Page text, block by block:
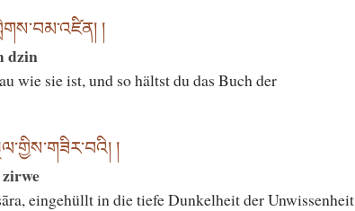
།
dzin
wie sie ist, und so hältst du das Buch der
།
eingehüllt in die tiefe Dunkelheit der Unwissenheit